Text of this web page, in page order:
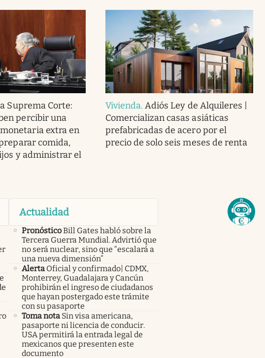
Suprema Corte:
percibir una
extra en
comida,
y administrar el
Vivienda.Adiós Ley de Alquileres |
Comercializan casas asiáticas
prefabricadas de acero por el
precio de solo seis meses de renta
Actualidad
PronósticoBill Gates habló sobre la
Tercera Guerra Mundial. Advirtió que
no será nuclear, sino que “escalará a
una nueva dimensión”
Alerta Oficial y confirmado| CDMX,
Monterrey, Guadalajara y Cancún
prohibirán el ingreso de ciudadanos
que hayan postergado este trámite
con su pasaporte
Toma nota Sin visa americana,
pasaporte ni licencia de conducir.
USA permitirá la entrada legal de
mexicanos que presenten este
documento